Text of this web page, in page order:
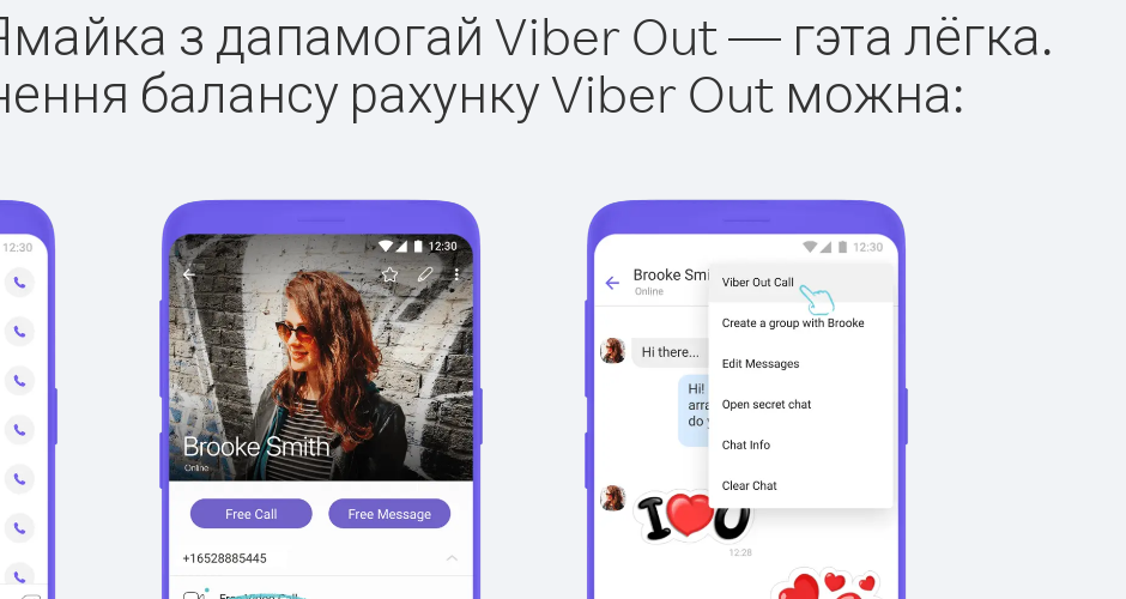
Ямайка з дапамогай Viber Out — гэта лёгка.
балансу рахунку Viber Out можна: